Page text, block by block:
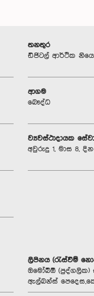
තනතුර
ඩිජිටල් ආර්ථික
ආගම
බෞද්ධ
ව්‍යවස්ථාදායක
අවුරුදු 1, මාස 8, දින
ලිපිනය (රැස්වීම්
ඔමෝබිඕ (පුද්ගලික)
ඇල්බන්ස්